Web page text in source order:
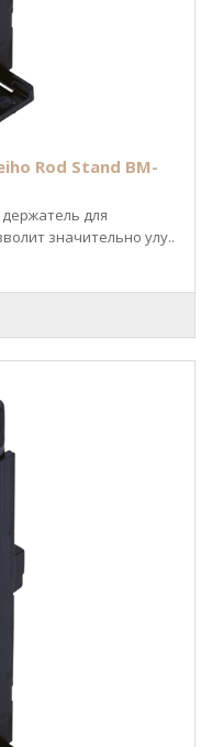
Rod Stand BM-
для
значительно улу..